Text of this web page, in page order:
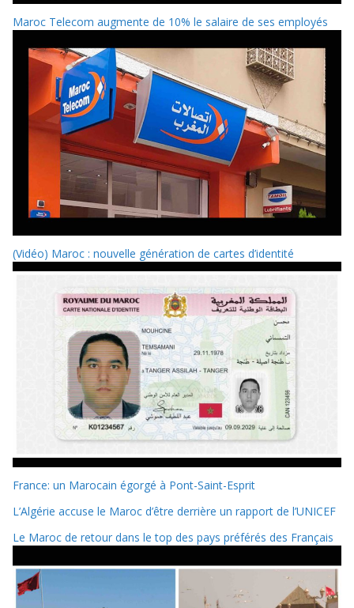
Maroc Telecom augmente de 10% le salaire de ses employés
(Vidéo) Maroc : nouvelle génération de cartes d’identité
France: un Marocain égorgé à Pont-Saint-Esprit
L’Algérie accuse le Maroc d’être derrière un rapport de l’UNICEF
Le Maroc de retour dans le top des pays préférés des Français